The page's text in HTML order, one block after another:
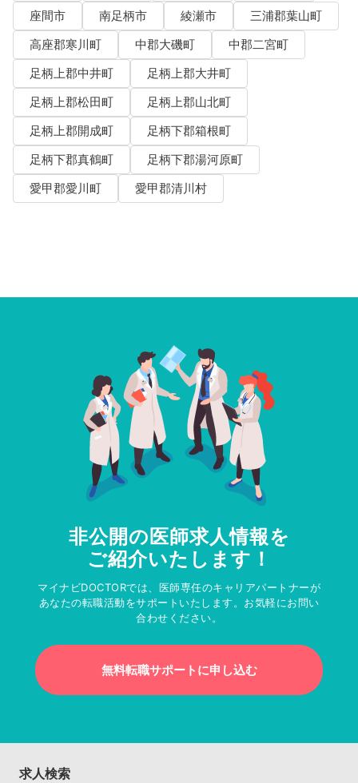
座間市
南足柄市 綾瀬市
三浦郡葉山町
高座郡寒川町
中郡大磯町
中郡二宮町
足柄上郡中井町
足柄上郡大井町
足柄上郡松田町
足柄上郡山北町
足柄上郡開成町
足柄下郡箱根町
足柄下郡真鶴町
足柄下郡湯河原町
愛甲郡愛川町
愛甲郡清川村
非公開の医師求人情報を
ご紹介いたします！
マイナビDOCTORでは、医師専任のキャリアパートナーが
あなたの転職活動をサポートいたします。お気軽にお問い
合わせください。
無料転職サポートに申し込む
求人検索